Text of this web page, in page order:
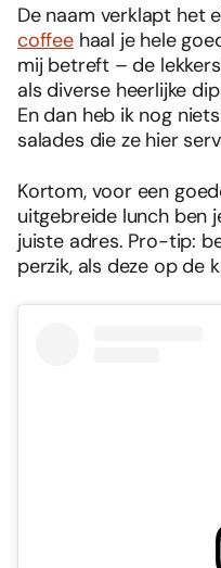
De naam verklapt het
coffeehaal je hele
mij betreft – de
als diverse heerlijke
En dan heb ik nog
salades die ze hier
Kortom, voor een
uitgebreide lunch ben
juiste adres. Pro-tip:
perzik, als deze op de